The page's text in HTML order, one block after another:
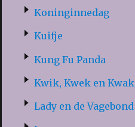
Koninginnedag
Kuifje
Kung Fu Panda
Kwik, Kwek en Kwak
Lady en de Vagebond